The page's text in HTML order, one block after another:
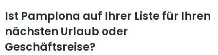
Ist Pamplona auf Ihrer Liste für Ihren
nächsten Urlaub oder
Geschäftsreise?